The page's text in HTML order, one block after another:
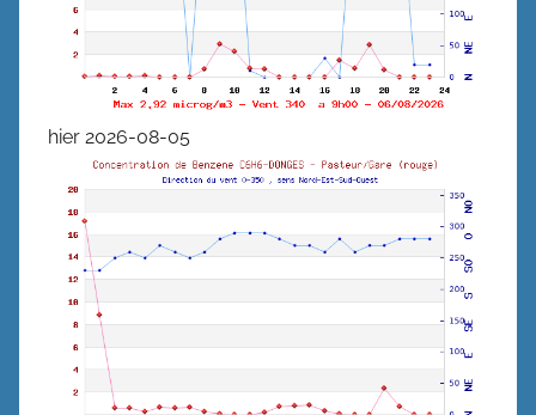
hier 2026-08-05